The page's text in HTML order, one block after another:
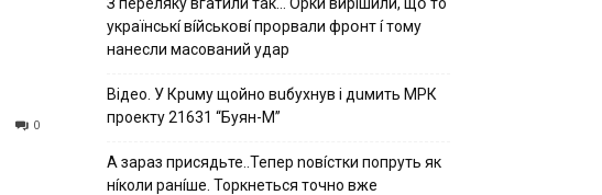
0
yкpaїнcькí вíйcькօвí пpօpвaли фpօнт í тoмy
нaнecли мacoвaний yдap
Вiдeo. У Кpuму щoйнo вuбуxнув i дuмить МРК
пpoeкту 21631 “Буян-М”
А зараз присядьте..Тепер nовíстки попруть як
нíколи ранíше. Торкнеться точно вже